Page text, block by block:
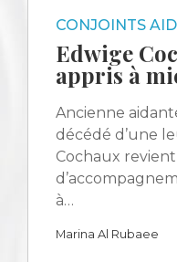
CONJOINTS
Edwige
appris à
Ancienne
décédé d’une
Cochaux
à…
Marina Al Rubaee